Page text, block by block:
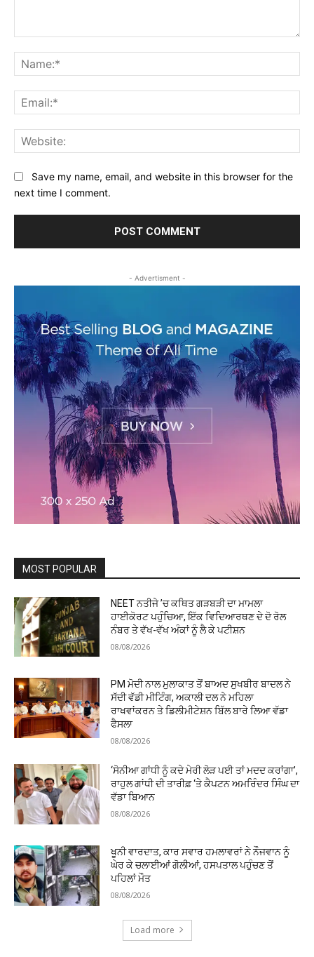
Save my name, email, and website in this browser for the
next time I comment.
- Advertisment -
MOST POPULAR
NEET ਨਤੀਜੇ ’ਚ ਕਥਿਤ ਗੜਬੜੀ ਦਾ ਮਾਮਲਾ
ਹਾਈਕੋਰਟ ਪਹੁੰਚਿਆ, ਇੱਕ ਵਿਦਿਆਰਥਣ ਦੇ ਦੋ ਰੋਲ
ਨੰਬਰ ਤੇ ਵੱਖ-ਵੱਖ ਅੰਕਾਂ ਨੂੰ ਲੈ ਕੇ ਪਟੀਸ਼ਨ
08/08/2026
PM ਮੋਦੀ ਨਾਲ ਮੁਲਾਕਾਤ ਤੋਂ ਬਾਅਦ ਸੁਖਬੀਰ ਬਾਦਲ ਨੇ
ਸੱਦੀ ਵੱਡੀ ਮੀਟਿੰਗ, ਅਕਾਲੀ ਦਲ ਨੇ ਮਹਿਲਾ
ਰਾਖਵਾਂਕਰਨ ਤੇ ਡਿਲੀਮੀਟੇਸ਼ਨ ਬਿੱਲ ਬਾਰੇ ਲਿਆ ਵੱਡਾ
ਫੈਸਲਾ
08/08/2026
‘ਸੋਨੀਆ ਗਾਂਧੀ ਨੂੰ ਕਦੇ ਮੇਰੀ ਲੋੜ ਪਈ ਤਾਂ ਮਦਦ ਕਰਾਂਗਾ’,
ਰਾਹੁਲ ਗਾਂਧੀ ਦੀ ਤਾਰੀਫ਼ ‘ਤੇ ਕੈਪਟਨ ਅਮਰਿੰਦਰ ਸਿੰਘ ਦਾ
ਵੱਡਾ ਬਿਆਨ
08/08/2026
ਖੂਨੀ ਵਾਰਦਾਤ, ਕਾਰ ਸਵਾਰ ਹਮਲਾਵਰਾਂ ਨੇ ਨੌਜਵਾਨ ਨੂੰ
ਘੇਰ ਕੇ ਚਲਾਈਆਂ ਗੋਲੀਆਂ, ਹਸਪਤਾਲ ਪਹੁੰਚਣ ਤੋਂ
ਪਹਿਲਾਂ ਮੌਤ
08/08/2026
Load more